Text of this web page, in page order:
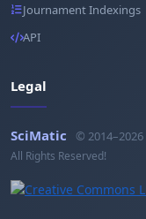
Journament Indexings
API
Legal
SciMatic © 2014–2026
All Rights Reserved!